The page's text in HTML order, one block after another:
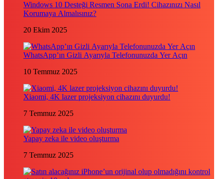
Windows 10 Desteği Resmen Sona Erdi! Cihazınızı Nasıl
Korumaya Almalısınız?
20 Ekim 2025
WhatsApp’ın Gizli Ayarıyla Telefonunuzda Yer Açın
10 Temmuz 2025
Xiaomi, 4K lazer projeksiyon cihazını duyurdu!
7 Temmuz 2025
Yapay zeka ile video oluşturma
7 Temmuz 2025